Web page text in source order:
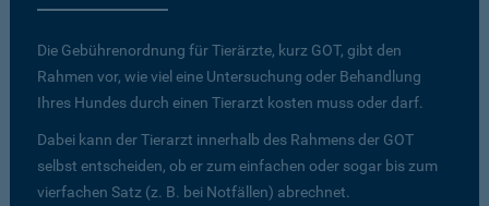
Die Gebührenordnung für Tierärzte, kurz GOT, gibt den
Rahmen vor, wie viel eine Untersuchung oder Behandlung
Ihres Hundes durch einen Tierarzt kosten muss oder darf.
Dabei kann der Tierarzt innerhalb des Rahmens der GOT
selbst entscheiden, ob er zum einfachen oder sogar bis zum
vierfachen Satz (z. B. bei Notfällen) abrechnet.